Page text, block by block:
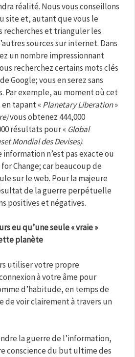
réalité. Nous vous conseillons
site et, autant que vous le
recherches et trianguler les
sources sur internet. Dans
un nombre impressionnant
recherchez certains mots clés
Google; vous en serez sans
Par exemple, au moment où cet
tapant «Planetary Liberation»
vous obtenez 444,000
résultats pour « Global
Mondial des Devises).
n’est pas exacte ou
Change; car beaucoup de
sur le web. Pour la majeure
de la guerre perpétuelle
positives et négatives.
eu qu’une seule « vraie »
planète
utiliser votre propre
à votre âme pour
d’habitude, en temps de
de voir clairement à travers un
la guerre de l’information,
conscience du but ultime des